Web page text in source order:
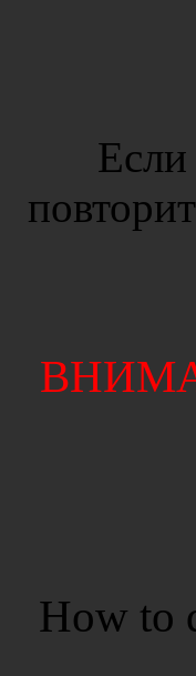
Если
How to